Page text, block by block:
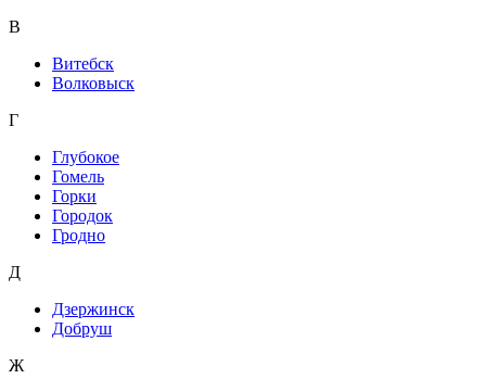
В
Витебск
Волковыск
Г
Глубокое
Гомель
Горки
Городок
Гродно
Д
Дзержинск
Добруш
Ж